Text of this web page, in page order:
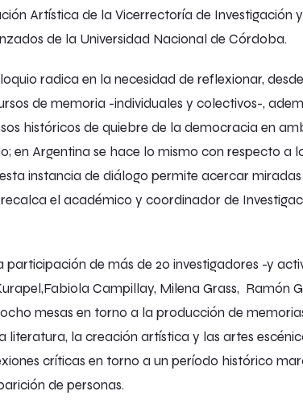
Artística de la Vicerrectoría de Investigación
de la Universidad Nacional de Córdoba.
radica en la necesidad de reflexionar,
de memoria -individuales y colectivos-,
históricos de quiebre de la democracia en
en Argentina se hace lo mismo con respecto a
instancia de diálogo permite acercar
el académico y coordinador de
participación de más de 20 investigadores -y
Campillay, Milena Grass, Ramón
mesas en torno a la producción de
literatura, la creación artística y las artes
críticas en torno a un período histórico
de personas.